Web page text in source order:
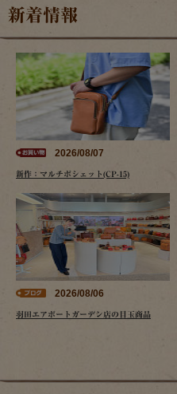
新着情報
2026/08/07
新作：マルチポシェット(CP-15)
2026/08/06
羽田エアポートガーデン店の目玉商品